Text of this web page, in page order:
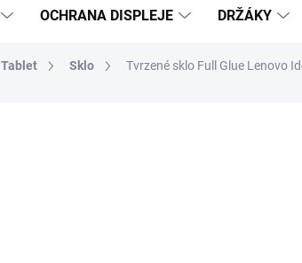
OCHRANA DISPLEJE DRŽÁKY
Tablet Sklo Tvrzené sklo Full Glue Lenovo